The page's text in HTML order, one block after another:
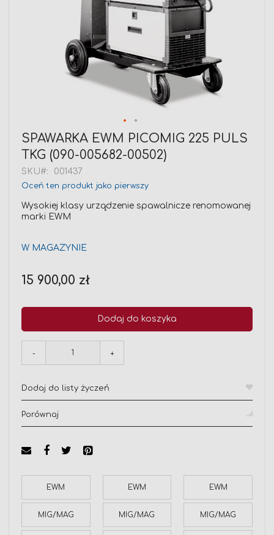
Przejdź
na
początek
SPAWARKA EWM PICOMIG 225 PULS
TKG (090-005682-00502)
SKU 001437
Oceń ten produkt jako pierwszy
Wysokiej klasy urządzenie spawalnicze renomowanej
marki EWM
W MAGAZYNIE
15 900,00 zł
Dodaj do koszyka
- +
Dodaj do listy życzeń
Porównaj
EWM EWM EWM
MIG/MAG MIG/MAG MIG/MAG